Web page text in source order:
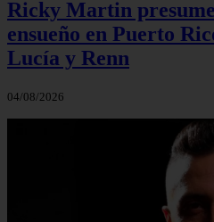
Ricky Martin
ensueño en Puerto
Lucía y Renn
04/08/2026